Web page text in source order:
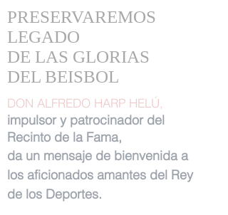
PRESERVAREMOS
LEGADO
DE LAS GLORIAS
DEL BEISBOL
DON ALFREDO HARP HELÚ,
impulsor y patrocinador del
Recinto de la Fama,
da un mensaje de bienvenida a
los aficionados amantes del Rey
de los Deportes.